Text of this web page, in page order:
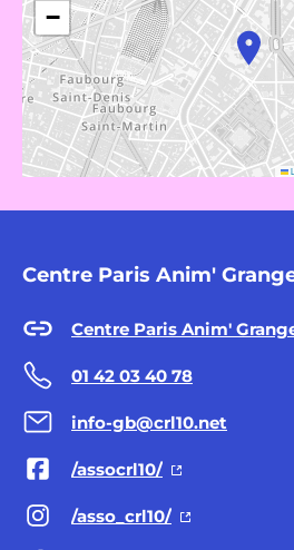
−
Centre Paris Anim'
Centre Paris Anim'
01 42 03 40 78
info-gb@crl10.net
/assocrl10/
/asso_crl10/